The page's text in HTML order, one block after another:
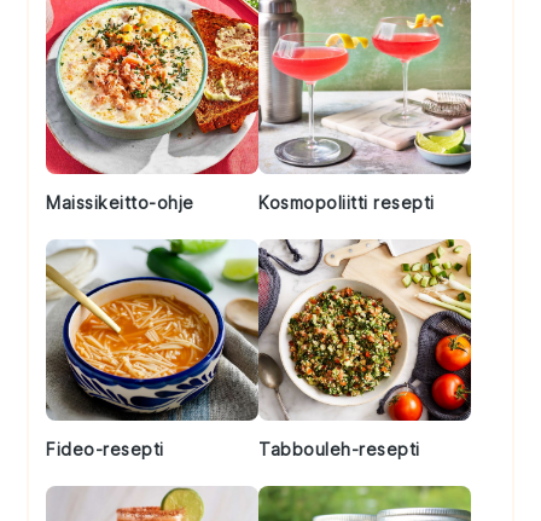
Maissikeitto-ohje Kosmopoliitti resepti
Fideo-resepti Tabbouleh-resepti